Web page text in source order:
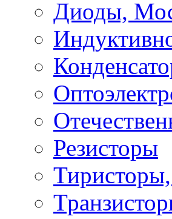
Диоды,
Резисторы